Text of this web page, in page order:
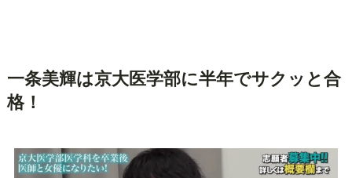
一条美輝は京大医学部に半年でサクッと合
格！